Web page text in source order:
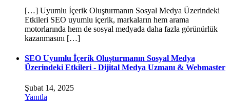
[…] Uyumlu İçerik Oluşturmanın Sosyal Medya Üzerindeki
Etkileri SEO uyumlu içerik, markaların hem arama
motorlarında hem de sosyal medyada daha fazla görünürlük
kazanmasını […]
SEO Uyumlu İçerik Oluşturmanın Sosyal Medya
Üzerindeki Etkileri - Dijital Medya Uzmanı & Webmaster
Şubat 14, 2025
Yanıtla